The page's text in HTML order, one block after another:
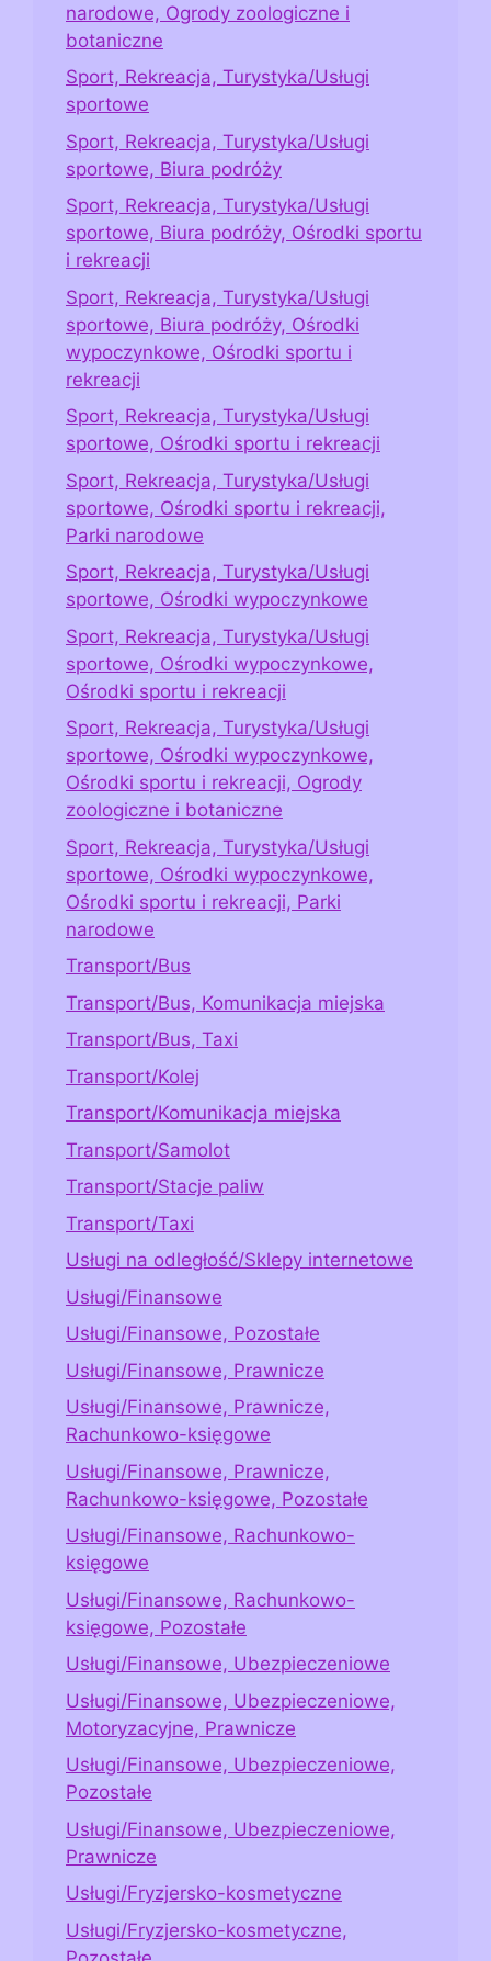
narodowe, Ogrody zoologiczne i
botaniczne
Sport, Rekreacja, Turystyka/Usługi
sportowe
Sport, Rekreacja, Turystyka/Usługi
sportowe, Biura podróży
Sport, Rekreacja, Turystyka/Usługi
sportowe, Biura podróży, Ośrodki sportu
i rekreacji
Sport, Rekreacja, Turystyka/Usługi
sportowe, Biura podróży, Ośrodki
wypoczynkowe, Ośrodki sportu i
rekreacji
Sport, Rekreacja, Turystyka/Usługi
sportowe, Ośrodki sportu i rekreacji
Sport, Rekreacja, Turystyka/Usługi
sportowe, Ośrodki sportu i rekreacji,
Parki narodowe
Sport, Rekreacja, Turystyka/Usługi
sportowe, Ośrodki wypoczynkowe
Sport, Rekreacja, Turystyka/Usługi
sportowe, Ośrodki wypoczynkowe,
Ośrodki sportu i rekreacji
Sport, Rekreacja, Turystyka/Usługi
sportowe, Ośrodki wypoczynkowe,
Ośrodki sportu i rekreacji, Ogrody
zoologiczne i botaniczne
Sport, Rekreacja, Turystyka/Usługi
sportowe, Ośrodki wypoczynkowe,
Ośrodki sportu i rekreacji, Parki
narodowe
Transport/Bus
Transport/Bus, Komunikacja miejska
Transport/Bus, Taxi
Transport/Kolej
Transport/Komunikacja miejska
Transport/Samolot
Transport/Stacje paliw
Transport/Taxi
Usługi na odległość/Sklepy internetowe
Usługi/Finansowe
Usługi/Finansowe, Pozostałe
Usługi/Finansowe, Prawnicze
Usługi/Finansowe, Prawnicze,
Rachunkowo-księgowe
Usługi/Finansowe, Prawnicze,
Rachunkowo-księgowe, Pozostałe
Usługi/Finansowe, Rachunkowo-
księgowe
Usługi/Finansowe, Rachunkowo-
księgowe, Pozostałe
Usługi/Finansowe, Ubezpieczeniowe
Usługi/Finansowe, Ubezpieczeniowe,
Motoryzacyjne, Prawnicze
Usługi/Finansowe, Ubezpieczeniowe,
Pozostałe
Usługi/Finansowe, Ubezpieczeniowe,
Prawnicze
Usługi/Fryzjersko-kosmetyczne
Usługi/Fryzjersko-kosmetyczne,